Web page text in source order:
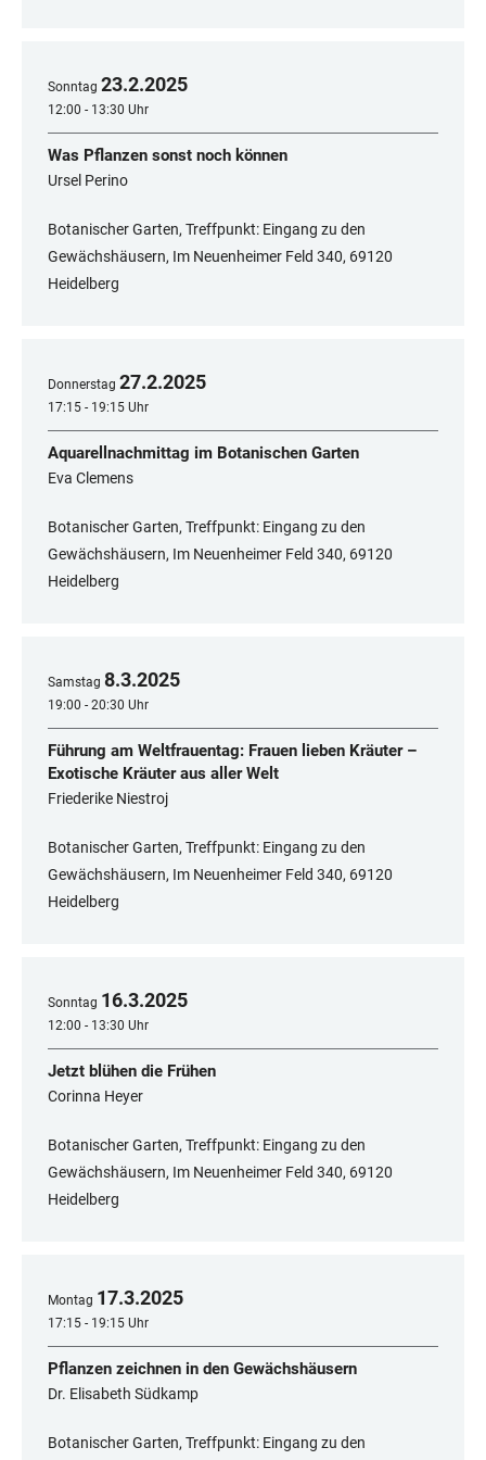
Sonntag 23.2.2025
12:00 - 13:30 Uhr
Was Pflanzen sonst noch können
Ursel Perino
Botanischer Garten, Treffpunkt: Eingang zu den
Gewächshäusern, Im Neuenheimer Feld 340, 69120
Heidelberg
Donnerstag 27.2.2025
17:15 - 19:15 Uhr
Aquarellnachmittag im Botanischen Garten
Eva Clemens
Botanischer Garten, Treffpunkt: Eingang zu den
Gewächshäusern, Im Neuenheimer Feld 340, ​​​​​​​69120
Heidelberg
Samstag 8.3.2025
19:00 - 20:30 Uhr
Führung am Weltfrauentag: Frauen lieben Kräuter –
Exotische Kräuter aus aller Welt
Friederike Niestroj
Botanischer Garten, Treffpunkt: Eingang zu den
Gewächshäusern, Im Neuenheimer Feld 340, 69120
Heidelberg
Sonntag 16.3.2025
12:00 - 13:30 Uhr
Jetzt blühen die Frühen
Corinna Heyer
Botanischer Garten, Treffpunkt: Eingang zu den
Gewächshäusern, Im Neuenheimer Feld 340, 69120
Heidelberg
Montag 17.3.2025
17:15 - 19:15 Uhr
Pflanzen zeichnen in den Gewächshäusern
Dr. Elisabeth Südkamp
Botanischer Garten, Treffpunkt: Eingang zu den